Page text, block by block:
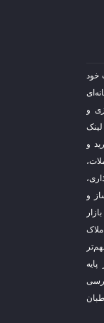
فعالیت خود
و
و
و